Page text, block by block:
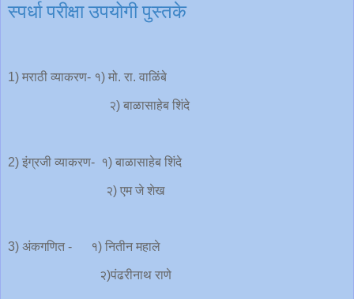
स्पर्धा परीक्षा उपयोगी पुस्तके
1) मराठी व्याकरण- १) मो. रा. वाळिंबे
२) बाळासाहेब शिंदे
2) इंग्रजी व्याकरण- १) बाळासाहेब शिंदे
२) एम जे शेख
3) अंकगणित - १) नितीन महाले
२)पंढरीनाथ राणे